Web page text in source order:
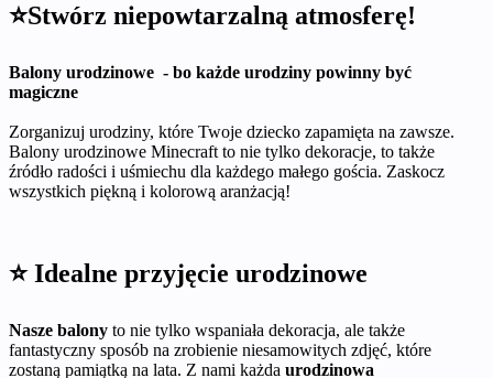
⭐Stwórz niepowtarzalną atmosferę!
Balony urodzinowe - bo każde urodziny powinny być
magiczne
Zorganizuj urodziny, które Twoje dziecko zapamięta na zawsze.
Balony urodzinowe Minecraft to nie tylko dekoracje, to także
źródło radości i uśmiechu dla każdego małego gościa. Zaskocz
wszystkich piękną i kolorową aranżacją!
⭐ Idealne przyjęcie urodzinowe
Nasze balony to nie tylko wspaniała dekoracja, ale także
fantastyczny sposób na zrobienie niesamowitych zdjęć, które
zostaną pamiątką na lata. Z nami każda urodzinowa